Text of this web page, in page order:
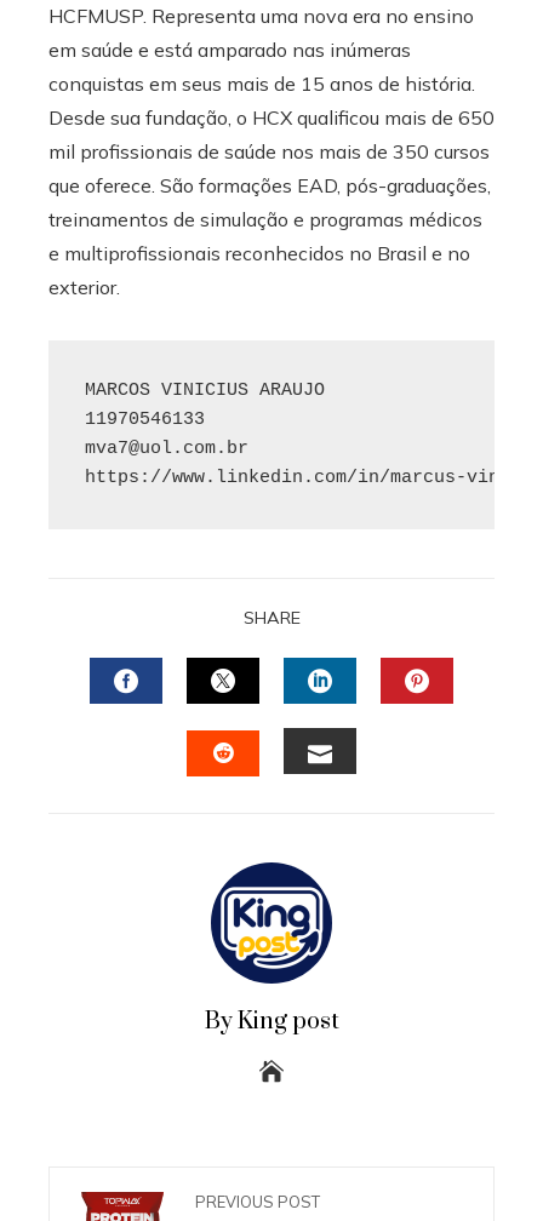
HCFMUSP. Representa uma nova era no ensino
em saúde e está amparado nas inúmeras
conquistas em seus mais de 15 anos de história.
Desde sua fundação, o HCX qualificou mais de 650
mil profissionais de saúde nos mais de 350 cursos
que oferece. São formações EAD, pós-graduações,
treinamentos de simulação e programas médicos
e multiprofissionais reconhecidos no Brasil e no
exterior.
MARCOS VINICIUS ARAUJO
mva7@uol.com.br
https://www.linkedin.com/in/marcus-
SHARE
FACEBOOKTWITTERLINKEDIN
By King post
PREVIOUS POST